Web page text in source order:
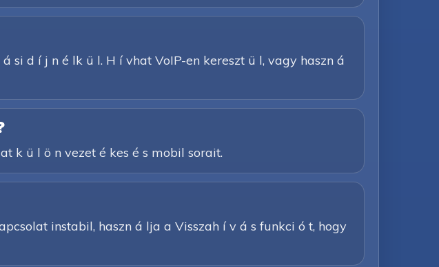
si d í j n é lk ü l. H í vhat VoIP-en kereszt ü l, vagy haszn á
k ü l ö n vezet é kes é s mobil sorait.
instabil, haszn á lja a Visszah í v á s funkci ó t, hogy